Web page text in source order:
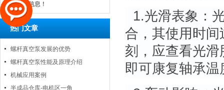
暂无相关信息！
热门文章
螺杆真空泵发展的优势
螺杆真空泵性能及原理介绍
机械应用案例
半成品仓库-电机区一角
1.光滑表象：
合，其使用时
刻，应查看光
即可康复轴承温